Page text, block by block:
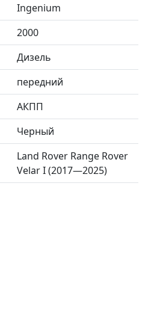
Ingenium
2000
Дизель
передний
АКПП
Черный
Land Rover Range Rover
Velar I (2017—2025)